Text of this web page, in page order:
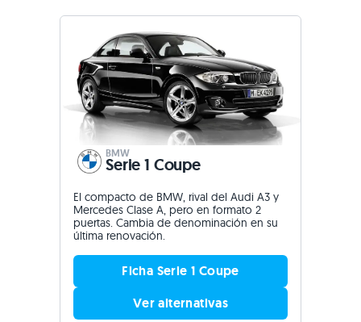
BMW
Serie 1 Coupe
El compacto de BMW, rival del Audi A3 y
Mercedes Clase A, pero en formato 2
puertas. Cambia de denominación en su
última renovación.
Ficha Serie 1 Coupe
Ver alternativas